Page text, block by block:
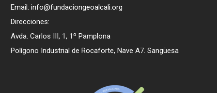
Email: info@fundaciongeoalcali.org
Direcciones:
Avda. Carlos III, 1, 1º Pamplona
Polígono Industrial de Rocaforte, Nave A7. Sangüesa